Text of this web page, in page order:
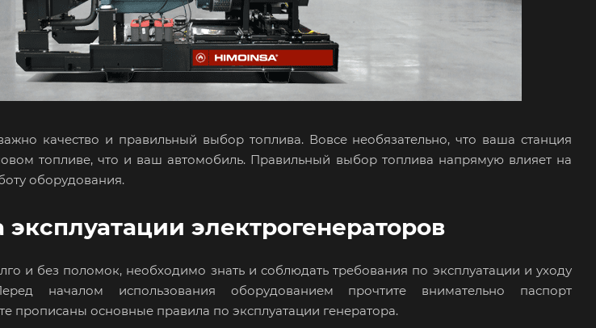
качество и правильный выбор топлива. Вовсе необязательно, что ваша станция
топливе, что и ваш автомобиль. Правильный выбор топлива напрямую влияет на
оборудования.
электрогенераторов
и без поломок, необходимо знать и соблюдать требования по эксплуатации и уходу
началом использования оборудованием прочтите внимательно паспорт
прописаны основные правила по эксплуатации генератора.